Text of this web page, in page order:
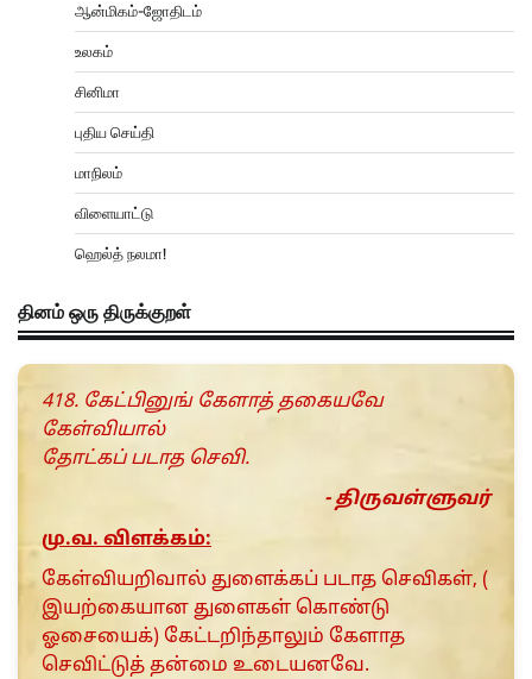
ஆன்மிகம்-ஜோதிடம்
உலகம்
சினிமா
புதிய செய்தி
மாநிலம்
விளையாட்டு
ஹெல்த் நலமா!
தினம் ஒரு திருக்குறள்
418. கேட்பினுங் கேளாத் தகையவே
கேள்வியால்
தோட்கப் படாத செவி.
- திருவள்ளுவர்
மு.வ. விளக்கம்:
கேள்வியறிவால் துளைக்கப் படாத செவிகள், (
இயற்கையான துளைகள் கொண்டு
ஓசையைக்) கேட்டறிந்தாலும் கேளாத
செவிட்டுத் தன்மை உடையனவே.